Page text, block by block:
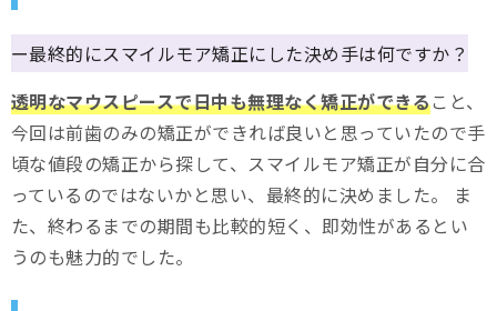
ー最終的にスマイルモア矯正にした決め手は何ですか？
透明なマウスピースで日中も無理なく矯正ができること、
今回は前歯のみの矯正ができれば良いと思っていたので手
頃な値段の矯正から探して、スマイルモア矯正が自分に合
っているのではないかと思い、最終的に決めました。 ま
た、終わるまでの期間も比較的短く、即効性があるとい
うのも魅力的でした。